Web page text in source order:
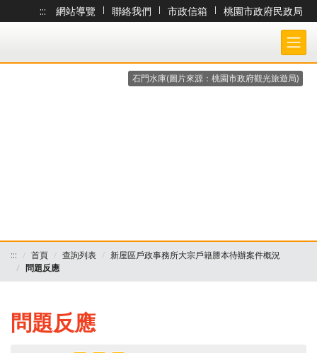
跳到主要內容
::: 網站導覽 | 聯絡我們 | 市政信箱 |
桃園市政府民政局
桃園市政府民政局-大宗戶籍謄本作業 各戶所收件處理狀況查詢系統
石門水庫(圖片來源：桃園市政府觀光旅遊局)
::: 首頁 查詢列表
新屋區戶政事務所大宗戶籍謄本待辦案件概況
問題反應
問題反應